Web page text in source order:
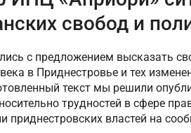
свобод и
с предложением высказать
в Приднестровье и тех
текст мы решили
трудностей в сфере
приднестровских властей на